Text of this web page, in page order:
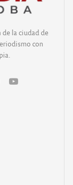
la ciudad de
con